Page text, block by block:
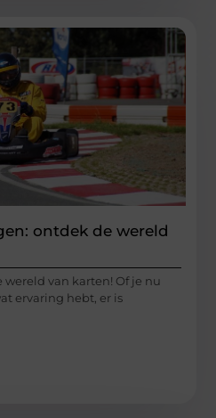
ontdek de wereld
van karten! Of je nu
ervaring hebt, er is